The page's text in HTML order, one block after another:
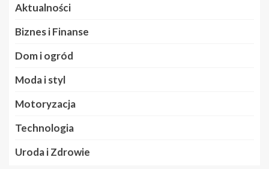
Aktualności
Biznes i Finanse
Dom i ogród
Moda i styl
Motoryzacja
Technologia
Uroda i Zdrowie